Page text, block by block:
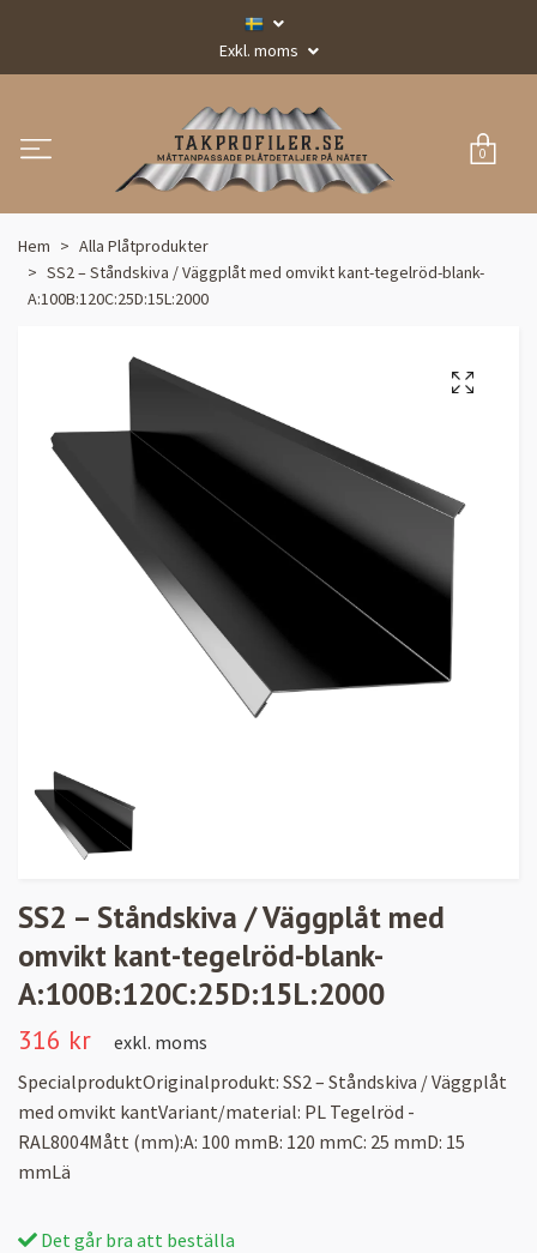
Exkl. moms
0
Hem
Alla Plåtprodukter
SS2 – Ståndskiva / Väggplåt med omvikt kant-tegelröd-blank-
A:100B:120C:25D:15L:2000
SS2 – Ståndskiva / Väggplåt med
omvikt kant-tegelröd-blank-
A:100B:120C:25D:15L:2000
316 kr
exkl. moms
SpecialproduktOriginalprodukt: SS2 – Ståndskiva / Väggplåt
med omvikt kantVariant/material: PL Tegelröd -
RAL8004Mått (mm):A: 100 mmB: 120 mmC: 25 mmD: 15
mmLä
Det går bra att beställa